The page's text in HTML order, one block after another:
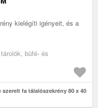
kielégíti igényeit, és a
büfé- és
fa tálalószekrény 80 x 40